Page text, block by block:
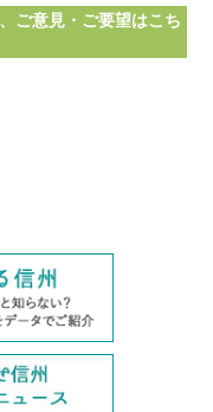
ご意見・ご要望はこち